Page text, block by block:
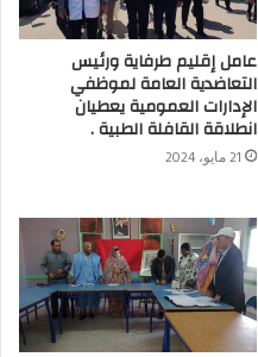
عامل إقليم طرفاية ورئيس
التعاضدية العامة لموظفي
الإدارات العمومية يعطيان
انطلاقة القافلة الطبية .
21 مايو، 2024